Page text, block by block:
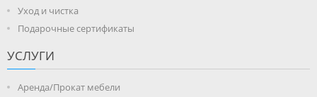
Уход и чистка
Подарочные сертификаты
УСЛУГИ
Аренда/Прокат мебели